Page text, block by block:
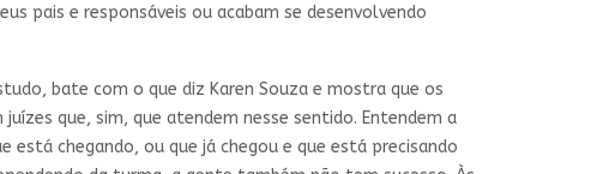
pais e responsáveis ou acabam se desenvolvendo
bate com o que diz Karen Souza e mostra que os
que, sim, que atendem nesse sentido. Entendem a
está chegando, ou que já chegou e que está precisando